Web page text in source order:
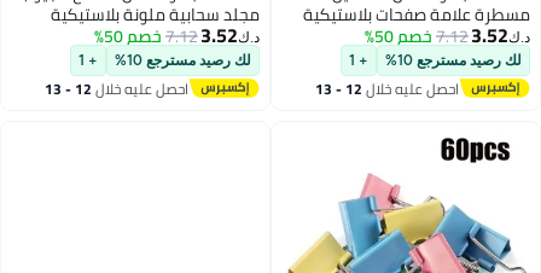
مجلد سحابية ملونة بلاستيكية
مقاس A5 بـ 6 ثقوب، حافظات
سحابية مقاومة للماء وأكياس ورق
مفكوك لحفظ المستندات
والمفكرات والبطاقات (جيوب
د.ك‏3.52
7.12خصم 50%
لك رصيد مسترجع 10% + 1
احصل عليه خلال 12 - 13